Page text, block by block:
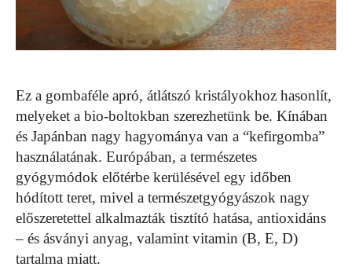
Ez a gombaféle apró, átlátszó kristályokhoz hasonlít,
melyeket a bio-boltokban szerezhetünk be. Kínában
és Japánban nagy hagyománya van a “kefirgomba”
használatának. Európában, a természetes
gyógymódok előtérbe kerülésével egy időben
hódított teret, mivel a természetgyógyászok nagy
előszeretettel alkalmazták tisztító hatása, antioxidáns
– és ásványi anyag, valamint vitamin (B, E, D)
tartalma miatt.